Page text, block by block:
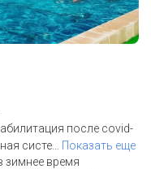
после covid-
систе
Показать еще
зимнее время